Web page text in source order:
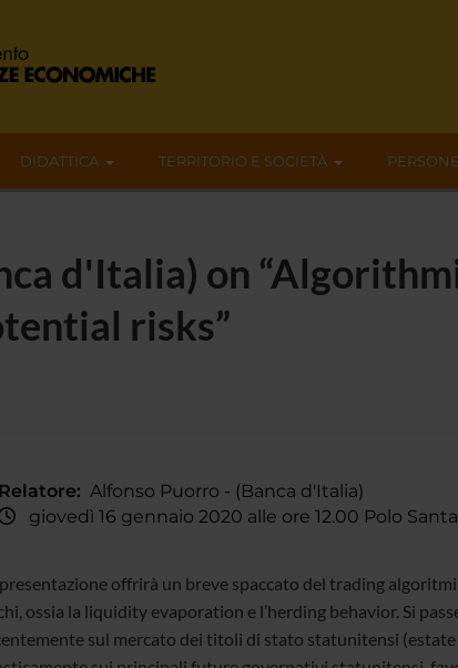
DIDATTICA TERRITORIO E SOCIETÀ PERSONE
d'Italia) on
risks”
Relatore: Alfonso Puorro - (Banca d'Italia)
giovedì 16 gennaio 2020 alle ore 12.00 Polo Santa
offrirà un breve spaccato del trading
ossia la liquidity evaporation e l’herding behavior. Si
sul mercato dei titoli di stato statunitensi